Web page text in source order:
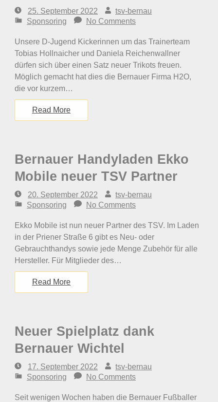
25. September 2022
tsv-bernau
Sponsoring
No Comments
Unsere D-Jugend Kickerinnen um das Trainerteam
Tobias Hollnaicher und Daniela Reichenwallner
dürfen sich über einen Satz neuer Trikots freuen.
Möglich gemacht hat dies die Bernauer Firma H2O,
die vor kurzem…
Read More
Bernauer Handyladen Ekko
Mobile neuer TSV Partner
20. September 2022
tsv-bernau
Sponsoring
No Comments
Ekko Mobile ist nun neuer Partner des TSV. Im Laden
in der Priener Straße 6 gibt es Neu- oder
Gebrauchthandys sowie jede Menge Zubehör für alle
Hersteller. Für Mitglieder des…
Read More
Neuer Spielplatz dank
Bernauer Wichtel
17. September 2022
tsv-bernau
Sponsoring
No Comments
Seit wenigen Wochen haben die Bernauer Fußballer